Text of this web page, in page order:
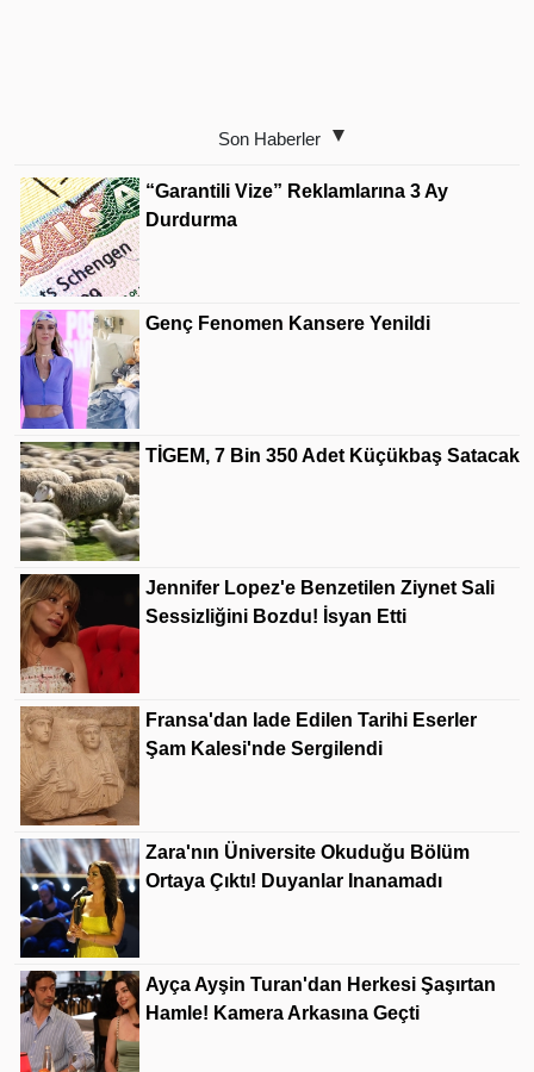
Son Haberler
“Garantili Vize” Reklamlarına 3 Ay
Durdurma
Genç Fenomen Kansere Yenildi
TİGEM, 7 Bin 350 Adet Küçükbaş Satacak
Jennifer Lopez'e Benzetilen Ziynet Sali
Sessizliğini Bozdu! İsyan Etti
Fransa'dan Iade Edilen Tarihi Eserler
Şam Kalesi'nde Sergilendi
Zara'nın Üniversite Okuduğu Bölüm
Ortaya Çıktı! Duyanlar Inanamadı
Ayça Ayşin Turan'dan Herkesi Şaşırtan
Hamle! Kamera Arkasına Geçti